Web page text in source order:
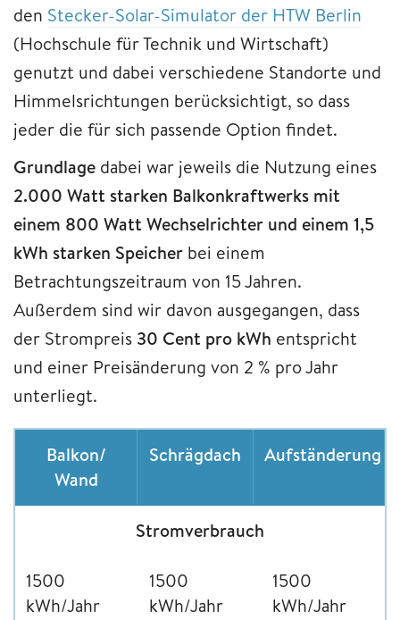
den Stecker-Solar-Simulator der HTW Berlin
(Hochschule für Technik und Wirtschaft)
genutzt und dabei verschiedene Standorte und
Himmelsrichtungen berücksichtigt, so dass
jeder die für sich passende Option findet.
Grundlage dabei war jeweils die Nutzung eines
2.000 Watt starken Balkonkraftwerks mit
einem 800 Watt Wechselrichter und einem 1,5
kWh starken Speicher bei einem
Betrachtungszeitraum von 15 Jahren.
Außerdem sind wir davon ausgegangen, dass
der Strompreis 30 Cent pro kWh entspricht
und einer Preisänderung von 2 % pro Jahr
unterliegt.
Balkon/
Wand
Schrägdach Aufständerung
Stromverbrauch
1500
kWh/Jahr
1500
kWh/Jahr
1500
kWh/Jahr